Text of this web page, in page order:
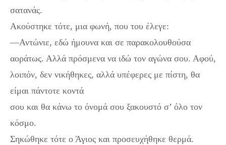
σατανάς.
Ακούστηκε τότε, μια φωνή, που του έλεγε:
—Αντώνιε, εδώ ήμουνα και σε παρακολουθούσα
αοράτως. Αλλά πρόσμενα να ιδώ τον αγώνα σου. Αφού,
λοιπόν, δεν νικήθηκες, αλλά υπέφερες με πίστη, θα
είμαι πάντοτε κοντά
σου και θα κάνω το όνομά σου ξακουστό σ’ όλο τον
κόσμο.
Σηκώθηκε τότε ο Άγιος και προσευχήθηκε θερμά.